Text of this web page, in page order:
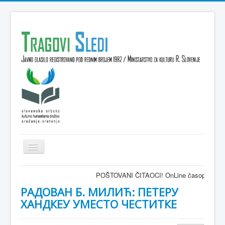
Isključi
navigaciju
VESTI
KULTURA
POŠTOVANI ČITAOCI! OnLine časopis
РАДОВАН Б. МИЛИЋ: ПЕТЕРУ
ХАНДКЕУ УМЕСТО ЧЕСТИТКЕ